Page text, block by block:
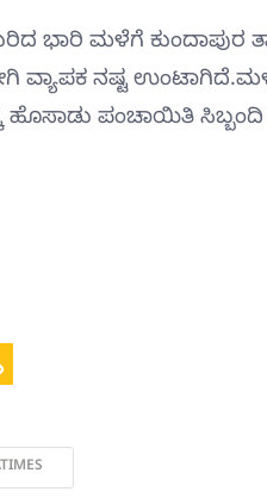
ಭಾರಿ ಮಳೆಗೆ ಕುಂದಾಪುರ
ನಷ್ಟ ಉಂಟಾಗಿದೆ.ಮಳೆ
ಹೊಸಾಡು ಪಂಚಾಯಿತಿ